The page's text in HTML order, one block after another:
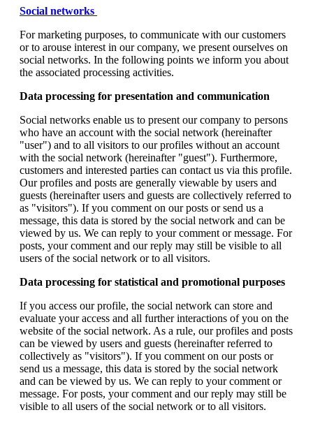
Social networks
For marketing purposes, to communicate with our customers
or to arouse interest in our company, we present ourselves on
social networks. In the following points we inform you about
the associated processing activities.
Data processing for presentation and communication
Social networks enable us to present our company to persons
who have an account with the social network (hereinafter
"user") and to all visitors to our profiles without an account
with the social network (hereinafter "guest"). Furthermore,
customers and interested parties can contact us via this profile.
Our profiles and posts are generally viewable by users and
guests (hereinafter users and guests are collectively referred to
as "visitors"). If you comment on our posts or send us a
message, this data is stored by the social network and can be
viewed by us. We can reply to your comment or message. For
posts, your comment and our reply may still be visible to all
users of the social network or to all visitors.
Data processing for statistical and promotional purposes
If you access our profile, the social network can store and
evaluate your access and all further interactions of you on the
website of the social network. As a rule, our profiles and posts
can be viewed by users and guests (hereinafter referred to
collectively as "visitors"). If you comment on our posts or
send us a message, this data is stored by the social network
and can be viewed by us. We can reply to your comment or
message. For posts, your comment and our reply may still be
visible to all users of the social network or to all visitors.